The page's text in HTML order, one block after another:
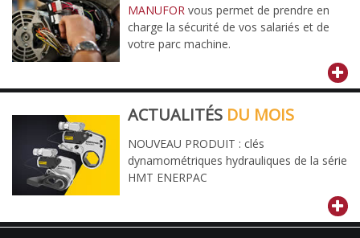
MANUFOR vous permet de prendre en
charge la sécurité de vos salariés et de
votre parc machine.
ACTUALITÉS DU MOIS
NOUVEAU PRODUIT : clés
dynamométriques hydrauliques de la série
HMT ENERPAC